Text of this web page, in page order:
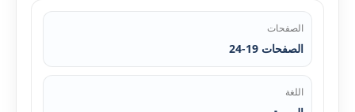
الصفحات
الصفحات 19-24
اللغة